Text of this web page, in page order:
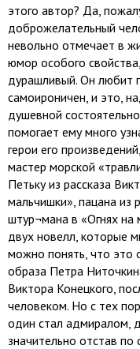
этого автор? Да,
доброжелательный
невольно отмечает в
юмор особого
дурашливый. Он любит
самоироничен, и это,
душевной
помогает ему много
герои его
мастер морской
Петьку из рассказа
мальчишки», пацана из
штур¬мана в «Огнях на
двух новелл, которые
можно понять, что это
образа Петра
Виктора Конецкого,
человеком. Но с тех
один стал адмиралом,
значительно отстав